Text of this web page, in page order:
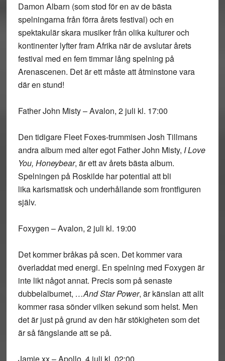
Damon Albarn (som stod för en av de bästa
spelningarna från förra årets festival) och en
spektakulär skara musiker från olika kulturer och
kontinenter lyfter fram Afrika när de avslutar årets
festival med en fem timmar lång spelning på
Arenascenen. Det är ett måste att åtminstone vara
där en stund!
Father John Misty – Avalon, 2 juli kl. 17:00
Den tidigare Fleet Foxes-trummisen Josh Tillmans
andra album med alter egot Father John Misty, I Love
You, Honeybear, är ett av årets bästa album.
Spelningen på Roskilde har potential att bli
lika karismatisk och underhållande som frontfiguren
själv.
Foxygen – Avalon, 2 juli kl. 19:00
Det kommer bråkas på scen. Det kommer vara
överladdat med energi. En spelning med Foxygen är
inte likt något annat. Precis som på senaste
dubbelalbumet, …And Star Power, är känslan att allt
kommer rasa sönder vilken sekund som helst. Men
det är just på grund av den här stökigheten som det
är så fängslande att se på.